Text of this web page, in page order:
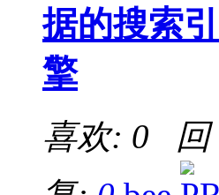
据的搜索引
擎
喜欢: 0 回